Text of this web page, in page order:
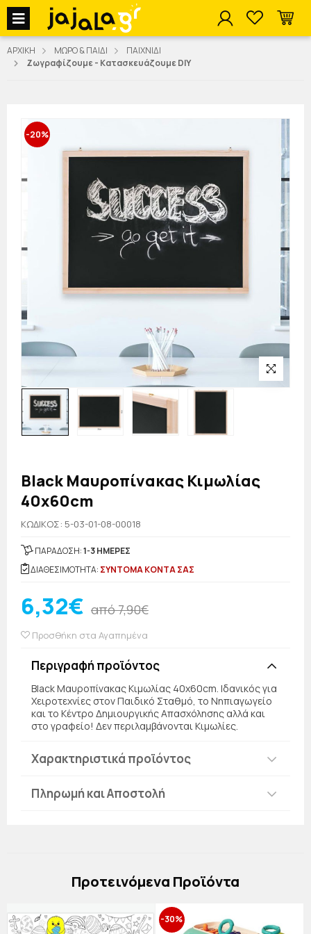
jajala Menu
ΑΡΧΙΚΗ ΜΩΡΟ & ΠΑΙΔΙ
ΠΑΙΧΝΙΔΙ
Ζωγραφίζουμε - Κατασκευάζουμε DIY
-20%
Black Μαυροπίνακας Κιμωλίας
40x60cm
KΩΔΙΚΟΣ: 5-03-01-08-00018
ΠΑΡΑΔΟΣΗ:1-3 ΗΜΕΡΕΣ
ΔΙΑΘΕΣΙΜΟΤΗΤΑ: ΣΥΝΤΟΜΑ ΚΟΝΤΑ ΣΑΣ
6,32€ από 7,90€
Προσθήκη στα Αγαπημένα
Περιγραφή προϊόντος
Black Μαυροπίνακας Κιμωλίας 40x60cm. Ιδανικός για
Χειροτεχνίες στον Παιδικό Σταθμό, το Νηπιαγωγείο
και το Κέντρο Δημιουργικής Απασχόλησης αλλά και
στο γραφείο! Δεν περιλαμβάνονται Κιμωλίες.
Χαρακτηριστικά προϊόντος
Πληρωμή και Αποστολή
Πρoτεινόμενα Προϊόντα
-30%